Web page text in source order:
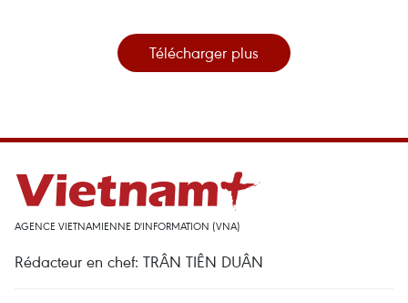
Télécharger plus
AGENCE VIETNAMIENNE D'INFORMATION (VNA)
Rédacteur en chef: TRÂN TIÊN DUÂN